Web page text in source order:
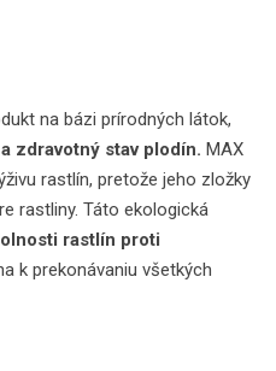
na bázi prírodných látok,
zdravotný stav plodín. MAX
rastlín, pretože jeho zložky
rastliny. Táto ekologická
rastlín proti
k prekonávaniu všetkých